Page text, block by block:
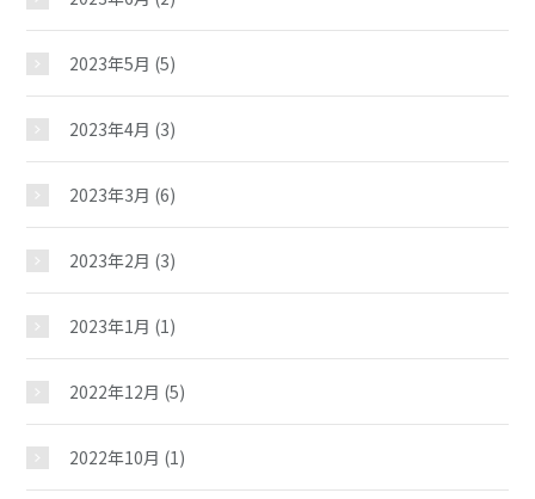
施設紹介
ギャラリー
夢ステーション
児童クラブ
2023年5月 (5)
2023年4月 (3)
2023年3月 (6)
2023年2月 (3)
2023年1月 (1)
2022年12月 (5)
2022年10月 (1)